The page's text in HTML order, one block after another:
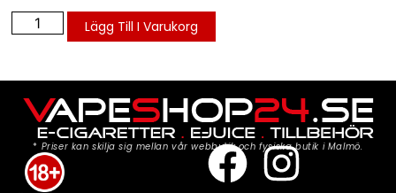
Lägg Till I Varukorg
* Priser kan skilja sig mellan vår webbutik och fysiska butik i Malmö.